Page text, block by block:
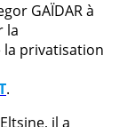
GAÏDAR à
la
la privatisation
.
il a